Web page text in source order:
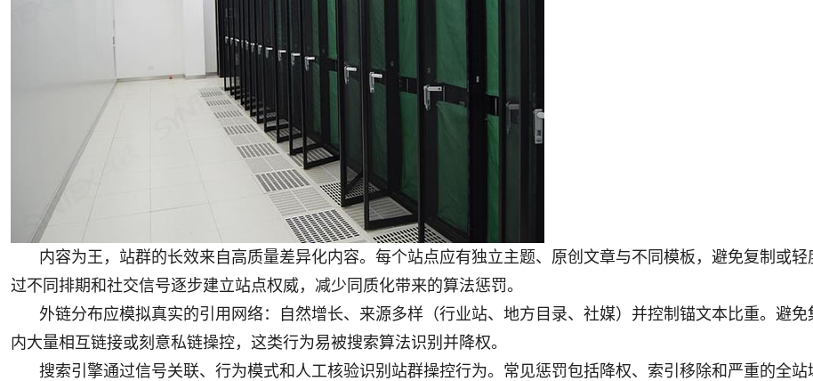
内容为王，站群的长效来自高质量差异化内容。每个站点应有独立主题、原创文章与不同模板，避免复制或轻
过不同排期和社交信号逐步建立站点权威，减少同质化带来的算法惩罚。
外链分布应模拟真实的引用网络：自然增长、来源多样（行业站、地方目录、社媒）并控制锚文本比重。避免
内大量相互链接或刻意私链操控，这类行为易被搜索算法识别并降权。
搜索引擎通过信号关联、行为模式和人工核验识别站群操控行为。常见惩罚包括降权、索引移除和严重的全站